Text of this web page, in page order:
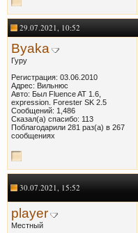
29.07.2021, 10:52
Byaka
Гуру
Регистрация: 03.06.2010
Адрес: Вильнюс
Авто: Был Fluence AT 1.6,
expression. Forester SK 2.5
Сообщений: 1,486
Сказал(а) спасибо: 113
Поблагодарили 281 раз(а) в 267
сообщениях
30.07.2021, 15:52
player
Местный